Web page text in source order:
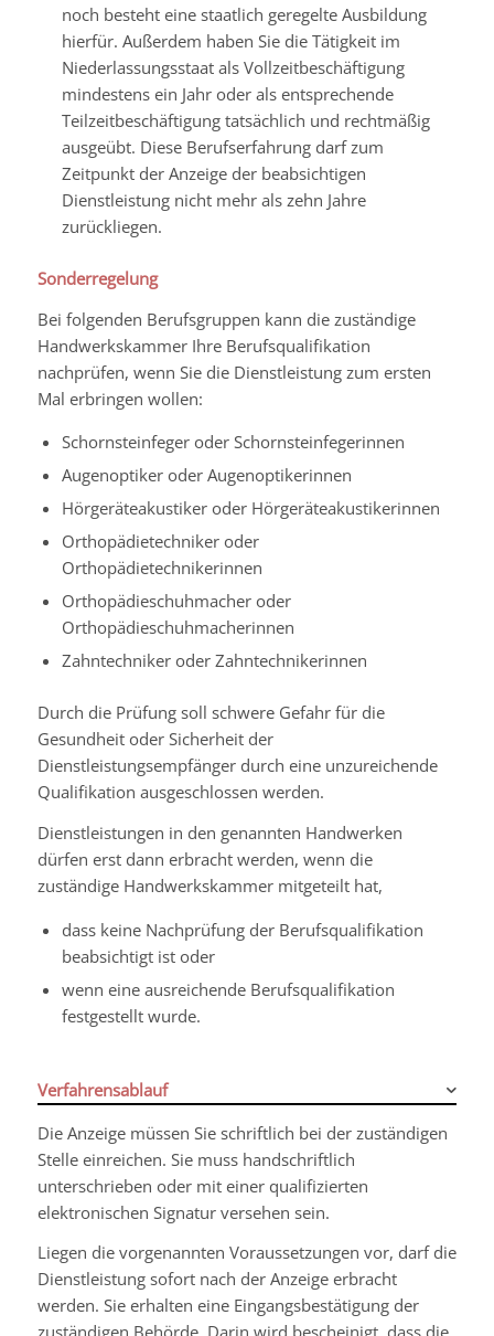
noch besteht eine staatlich geregelte Ausbildung
hierfür. Außerdem haben Sie die Tätigkeit im
Niederlassungsstaat als Vollzeitbeschäftigung
mindestens ein Jahr oder als entsprechende
Teilzeitbeschäftigung tatsächlich und rechtmäßig
ausgeübt. Diese Berufserfahrung darf zum
Zeitpunkt der Anzeige der beabsichtigen
Dienstleistung nicht mehr als zehn Jahre
zurückliegen.
Sonderregelung
Bei folgenden Berufsgruppen kann die zuständige
Handwerkskammer Ihre Berufsqualifikation
nachprüfen, wenn Sie die Dienstleistung zum ersten
Mal erbringen wollen:
Schornsteinfeger oder Schornsteinfegerinnen
Augenoptiker oder Augenoptikerinnen
Hörgeräteakustiker oder Hörgeräteakustikerinnen
Orthopädietechniker oder
Orthopädietechnikerinnen
Orthopädieschuhmacher oder
Orthopädieschuhmacherinnen
Zahntechniker oder Zahntechnikerinnen
Durch die Prüfung soll schwere Gefahr für die
Gesundheit oder Sicherheit der
Dienstleistungsempfänger durch eine unzureichende
Qualifikation ausgeschlossen werden.
Dienstleistungen in den genannten Handwerken
dürfen erst dann erbracht werden, wenn die
zuständige Handwerkskammer mitgeteilt hat,
dass keine Nachprüfung der Berufsqualifikation
beabsichtigt ist oder
wenn eine ausreichende Berufsqualifikation
festgestellt wurde.
Verfahrensablauf
Die Anzeige müssen Sie schriftlich bei der zuständigen
Stelle einreichen. Sie muss handschriftlich
unterschrieben oder mit einer qualifizierten
elektronischen Signatur versehen sein.
Liegen die vorgenannten Voraussetzungen vor, darf die
Dienstleistung sofort nach der Anzeige erbracht
werden. Sie erhalten eine Eingangsbestätigung der